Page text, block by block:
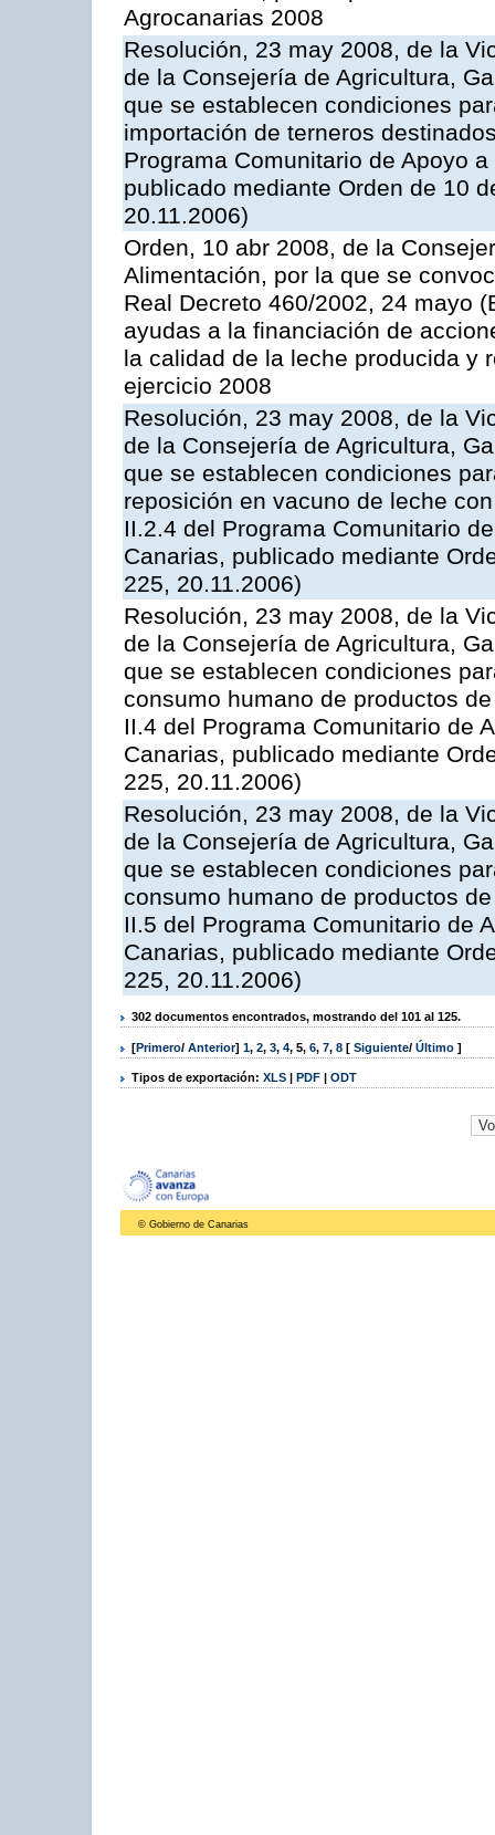
Agrocanarias 2008
Resolución, 23 may 2008, de la
de la Consejería de Agricultura,
que se establecen condiciones
importación de terneros
Programa Comunitario de Apoyo
publicado mediante Orden de 10
20.11.2006)
Orden, 10 abr 2008, de la
Alimentación, por la que se
Real Decreto 460/2002, 24 mayo
ayudas a la financiación de
la calidad de la leche producida y
ejercicio 2008
Resolución, 23 may 2008, de la
de la Consejería de Agricultura,
que se establecen condiciones
reposición en vacuno de leche
II.2.4 del Programa Comunitario
Canarias, publicado mediante
225, 20.11.2006)
Resolución, 23 may 2008, de la
de la Consejería de Agricultura,
que se establecen condiciones
consumo humano de productos
II.4 del Programa Comunitario de
Canarias, publicado mediante
225, 20.11.2006)
Resolución, 23 may 2008, de la
de la Consejería de Agricultura,
que se establecen condiciones
consumo humano de productos
II.5 del Programa Comunitario de
Canarias, publicado mediante
225, 20.11.2006)
302 documentos encontrados, mostrando del 101 al 125.
[Primero/ Anterior] 1, 2, 3, 4, 5, 6, 7, 8 [ Siguiente/ Último ]
Tipos de exportación: XLS | PDF | ODT
© Gobierno de Canarias